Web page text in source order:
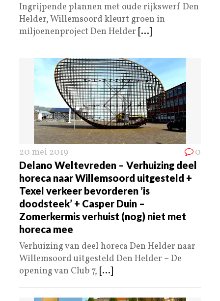
Ingrijpende plannen met oude rijkswerf Den
Helder, Willemsoord kleurt groen in
miljoenenproject Den Helder [...]
20 mei 2019 0
Delano Weltevreden – Verhuizing deel
horeca naar Willemsoord uitgesteld +
Texel verkeer bevorderen ’is
doodsteek’ + Casper Duin –
Zomerkermis verhuist (nog) niet met
horeca mee
Verhuizing van deel horeca Den Helder naar
Willemsoord uitgesteld Den Helder – De
opening van Club 7, [...]